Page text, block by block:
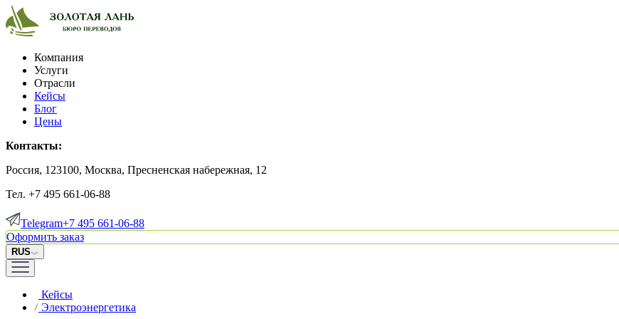
Компания
Услуги
Отрасли
Кейсы
Блог
Цены
Контакты:
Россия, 123100, Москва, Пресненская набережная, 12
Тел. +7 495 661-06-88
Telegram+7 495 661-06-88
Оформить заказ
RUS
Кейсы
Электроэнергетика